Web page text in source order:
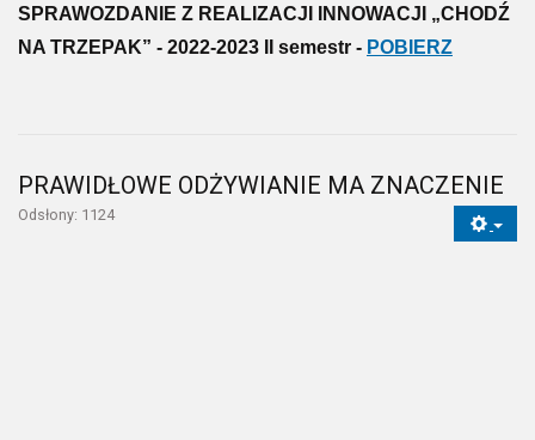
SPRAWOZDANIE Z REALIZACJI INNOWACJI „CHODŹ
NA TRZEPAK” - 2022-2023 II semestr - POBIERZ
PRAWIDŁOWE ODŻYWIANIE MA ZNACZENIE
Odsłony: 1124